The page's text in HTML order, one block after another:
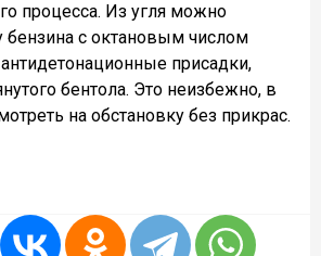
процесса. Из угля можно
бензина с октановым числом
присадки,
бентола. Это неизбежно, в
на обстановку без прикрас.